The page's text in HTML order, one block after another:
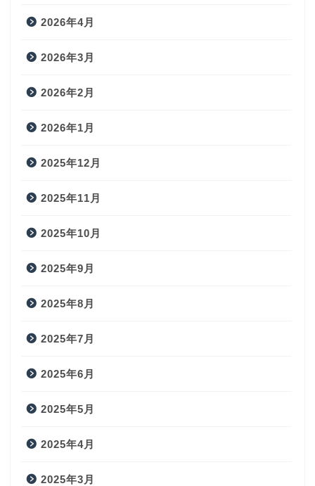
2026年4月
2026年3月
2026年2月
2026年1月
2025年12月
2025年11月
2025年10月
2025年9月
2025年8月
2025年7月
2025年6月
2025年5月
2025年4月
2025年3月